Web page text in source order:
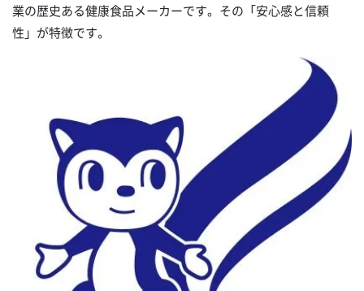
業の歴史ある健康食品メーカーです。その「安心感と信頼
性」が特徴です。